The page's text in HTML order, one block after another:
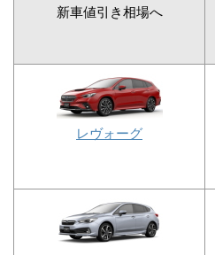
新車値引き相場へ
レヴォーグ